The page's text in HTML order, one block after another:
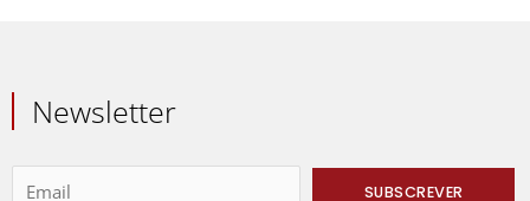
Newsletter